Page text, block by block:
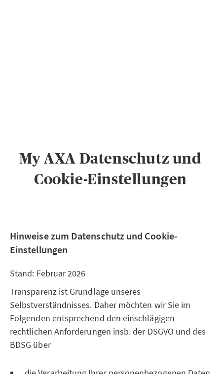
My AXA Datenschutz und
Cookie-Einstellungen
Hinweise zum Datenschutz und Cookie-
Einstellungen
Stand: Februar 2026
Transparenz ist Grundlage unseres
Selbstverständnisses. Daher möchten wir Sie im
Folgenden entsprechend den einschlägigen
rechtlichen Anforderungen insb. der DSGVO und des
BDSG über